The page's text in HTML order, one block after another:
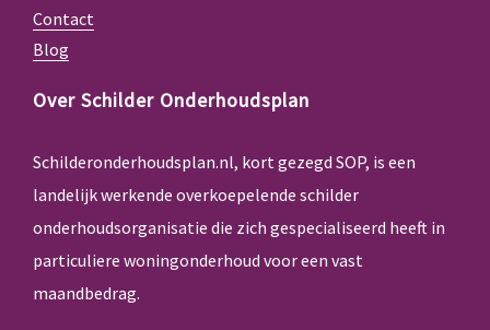
Contact
Blog
Over Schilder Onderhoudsplan
Schilderonderhoudsplan.nl, kort gezegd SOP, is een
landelijk werkende overkoepelende schilder
onderhoudsorganisatie die zich gespecialiseerd heeft in
particuliere woningonderhoud voor een vast
maandbedrag.